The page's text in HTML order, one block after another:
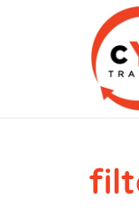
CYP Trading
Professionelle Ersatzteilbeschaffung